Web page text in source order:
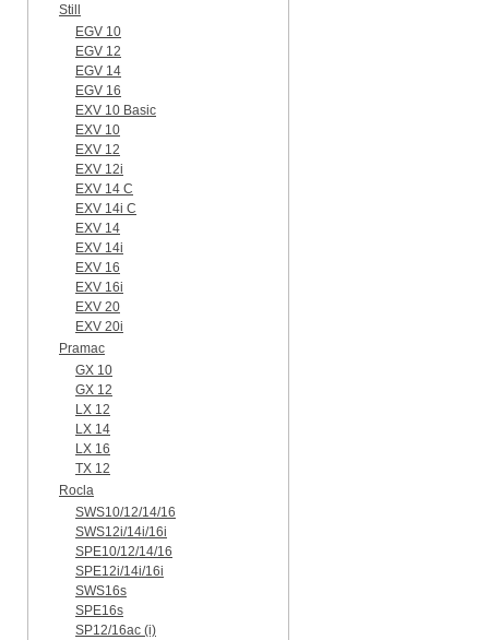
Still
EGV 10
EGV 12
EGV 14
EGV 16
EXV 10 Basic
EXV 10
EXV 12
EXV 12i
EXV 14 C
EXV 14i C
EXV 14
EXV 14i
EXV 16
EXV 16i
EXV 20
EXV 20i
Pramac
GX 10
GX 12
LX 12
LX 14
LX 16
TX 12
Rocla
SWS10/12/14/16
SWS12i/14i/16i
SPE10/12/14/16
SPE12i/14i/16i
SWS16s
SPE16s
SP12/16ac (i)